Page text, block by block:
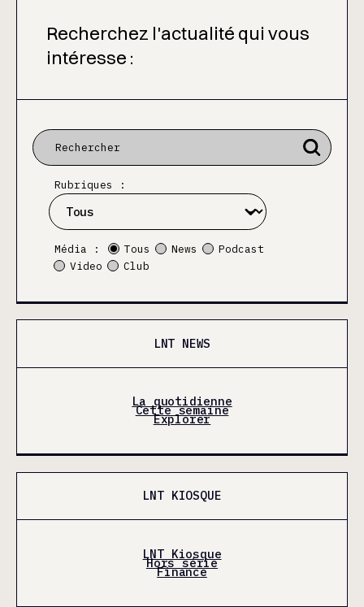
Recherchez l'actualité qui vous
intéresse :
Rubriques :
Média : Tous News
Podcast
Video
Club
LNT NEWS
La quotidienne
Cette semaine
Explorer
LNT KIOSQUE
LNT Kiosque
Hors série
Finance